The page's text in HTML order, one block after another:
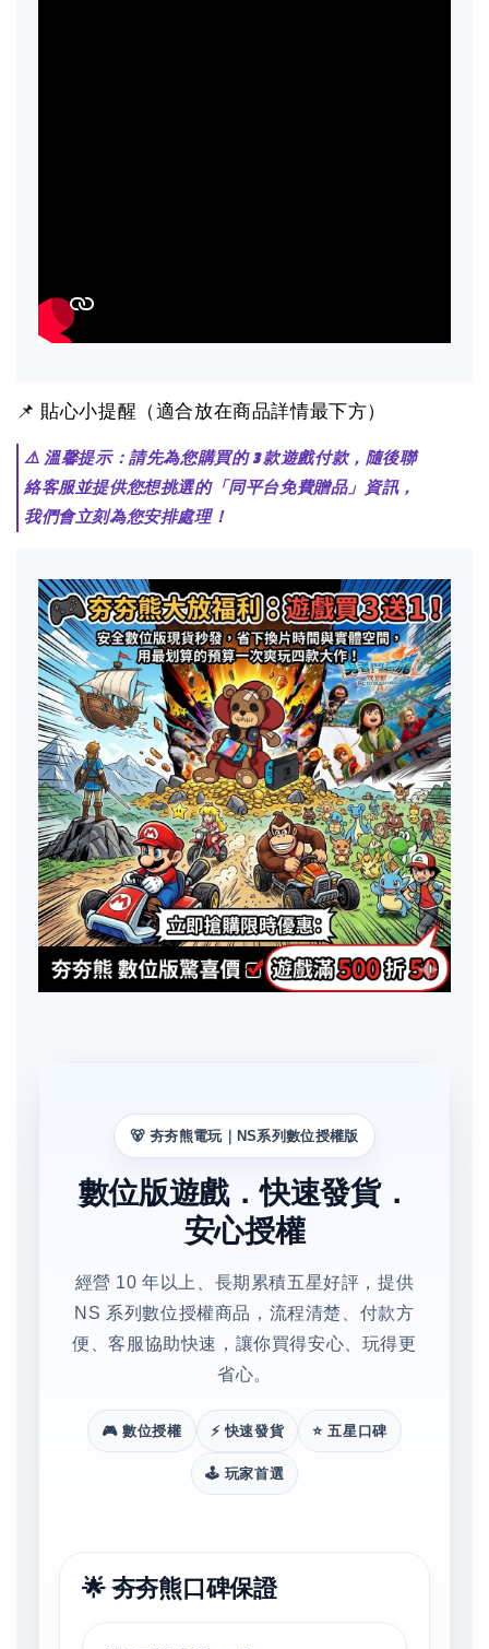
📌 貼心小提醒（適合放在商品詳情最下方）
⚠️ 溫馨提示：請先為您購買的 3 款遊戲付款，隨後聯
絡客服並提供您想挑選的「同平台免費贈品」資訊，
我們會立刻為您安排處理！
🐻 夯夯熊電玩｜NS系列數位授權版
數位版遊戲．快速發貨．
安心授權
經營 10 年以上、長期累積五星好評，提供
NS 系列數位授權商品，流程清楚、付款方
便、客服協助快速，讓你買得安心、玩得更
省心。
🎮 數位授權 ⚡ 快速發貨 ⭐ 五星口碑
🕹️ 玩家首選
🌟 夯夯熊口碑保證